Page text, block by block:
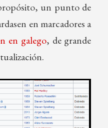
un punto de
en marcadores a
en galego, de grande